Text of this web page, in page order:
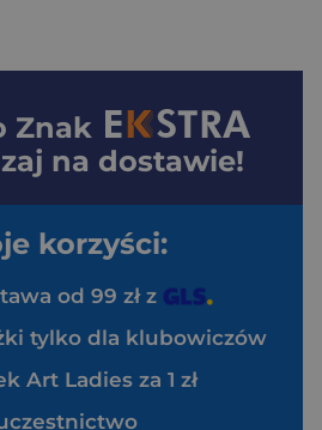
Znak
na dostawie!
korzyści:
od 99 zł z
tylko dla klubowiczów
Art Ladies za 1 zł